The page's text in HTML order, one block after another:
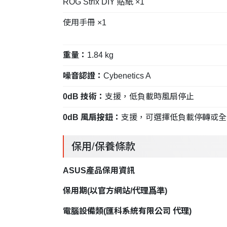
使用手冊 ×1
重量： 1.84 kg
噪音認證： Cybenetics A
0dB 技術： 支援，低負載時風扇停止
0dB 風扇按鈕： 支援，可選擇低負載停轉或
保用/保養條款
ASUS產品保用資訊
保用期(以官方網站/代理爲準)
電腦設備類(匯科系統有限公司 代理)